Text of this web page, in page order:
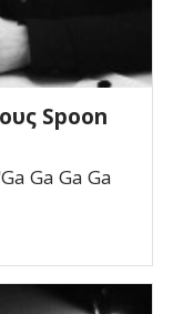
Spoon
Ga Ga Ga